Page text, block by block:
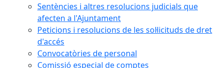
Sentències i altres resolucions judicials que
afecten a l'Ajuntament
Peticions i resolucions de les sol·licituds de dret
d'accés
Convocatòries de personal
Comissió especial de comptes